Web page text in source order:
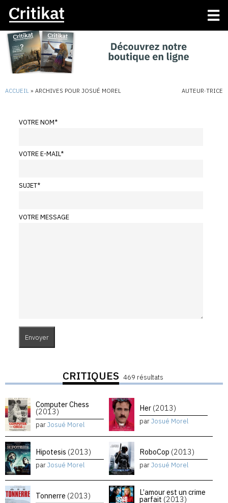
ACCUEIL » ARCHIVES POUR JOSUÉ MOREL AUTEUR·TRICE
VOTRE NOM*
VOTRE E-MAIL*
SUJET*
VOTRE MESSAGE
CRITIQUES 469 résultats
Computer Chess
(2013)
parJosué Morel
Her (2013)
parJosué Morel
Hipotesis (2013)
parJosué Morel
RoboCop (2013)
parJosué Morel
Tonnerre (2013) L’amour est un crime
parfait (2013)